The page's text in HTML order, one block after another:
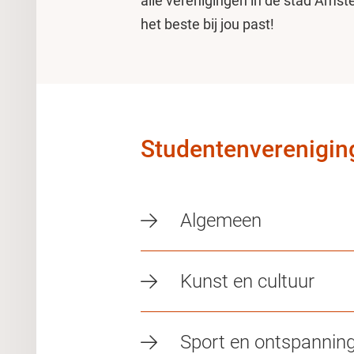
het beste bij jou past!
Algemeen
Kunst en cultuur
Sport en